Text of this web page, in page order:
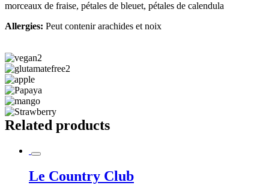
morceaux de fraise, pétales de bleuet, pétales de calendula
Allergies: Peut contenir arachides et noix
Related products
Le Country Club